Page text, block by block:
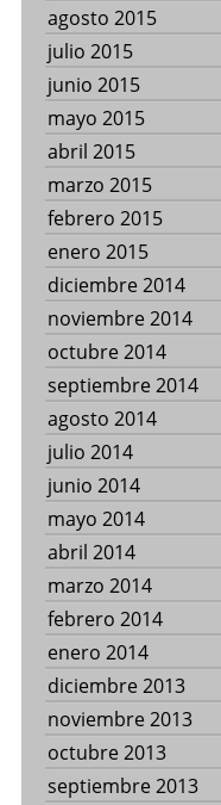
agosto 2015
julio 2015
junio 2015
mayo 2015
abril 2015
marzo 2015
febrero 2015
enero 2015
diciembre 2014
noviembre 2014
octubre 2014
septiembre 2014
agosto 2014
julio 2014
junio 2014
mayo 2014
abril 2014
marzo 2014
febrero 2014
enero 2014
diciembre 2013
noviembre 2013
octubre 2013
septiembre 2013